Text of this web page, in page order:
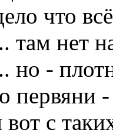
что
там нет
но -
первяни
с